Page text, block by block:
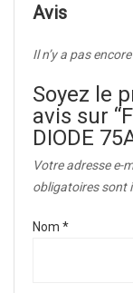
Avis
Il n’y a pas encore
Soyez le
avis sur
DIODE
Votre adresse e-
obligatoires sont
Nom *